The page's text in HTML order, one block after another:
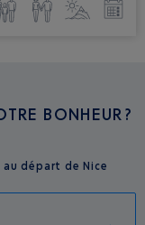
BONHEUR?
départ de Nice